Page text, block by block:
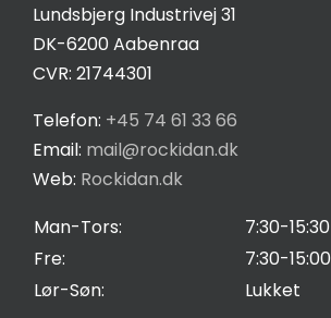
Lundsbjerg Industrivej 31
DK-6200 Aabenraa
CVR: 21744301
Telefon: +45 74 61 33 66
Email: mail@rockidan.dk
Web: Rockidan.dk
Man-Tors:
7:30-15:30
Fre:
7:30-15:00
Lør-Søn:
Lukket
Salgs- og leveringsbetingelser
Privatlivspolitik
Cookie Indstilling